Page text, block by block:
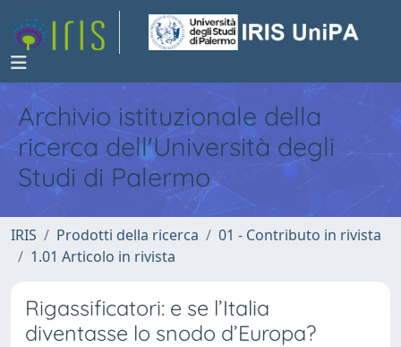
Archivio istituzionale della
ricerca dell'Università degli
Studi di Palermo
IRIS Prodotti della ricerca
01 - Contributo in rivista
1.01 Articolo in rivista
Rigassificatori: e se l’Italia
diventasse lo snodo d’Europa?